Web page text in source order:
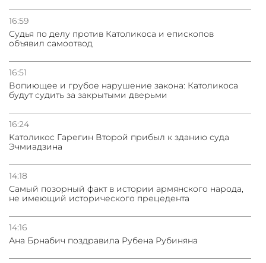
16:59
Судья по делу против Католикоса и епископов
объявил самоотвод
16:51
Вопиющее и грубое нарушение закона: Католикоса
будут судить за закрытыми дверьми
16:24
Католикос Гарегин Второй прибыл к зданию суда
Эчмиадзина
14:18
Самый позорный факт в истории армянского народа,
не имеющий исторического прецедента
14:16
Ана Брнабич поздравила Рубена Рубиняна
погрануправления СНБ Армении в Тбилиси